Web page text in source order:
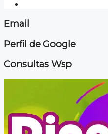
Email
Perfil de Google
Consultas Wsp